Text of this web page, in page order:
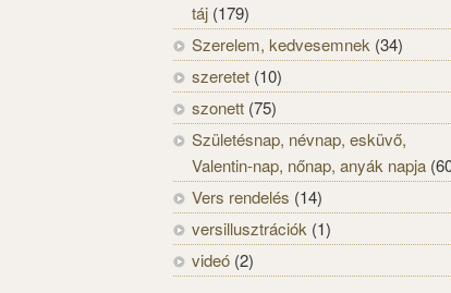
táj (179)
Szerelem, kedvesemnek (34)
szeretet (10)
szonett (75)
Születésnap, névnap, esküvő,
Valentin-nap, nőnap, anyák napja
Vers rendelés (14)
versillusztrációk (1)
videó (2)